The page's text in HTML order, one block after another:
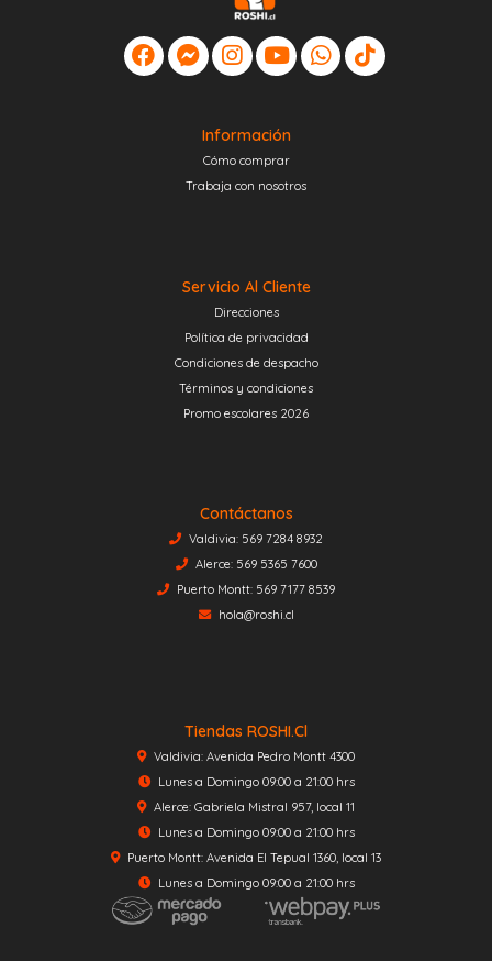
Información
Cómo comprar
Trabaja con nosotros
Servicio Al Cliente
Direcciones
Política de privacidad
Condiciones de despacho
Términos y condiciones
Promo escolares 2026
Contáctanos
Valdivia: 569 7284 8932
Alerce: 569 5365 7600
Puerto Montt: 569 7177 8539
hola@roshi.cl
Tiendas ROSHI.cl
Valdivia: Avenida Pedro Montt 4300
Lunes a Domingo 09:00 a 21:00 hrs
Alerce: Gabriela Mistral 957, local 11
Lunes a Domingo 09:00 a 21:00 hrs
Puerto Montt: Avenida El Tepual 1360, local 13
Lunes a Domingo 09:00 a 21:00 hrs